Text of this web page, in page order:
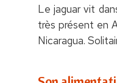
Le jaguar vit
très présent en
Nicaragua.